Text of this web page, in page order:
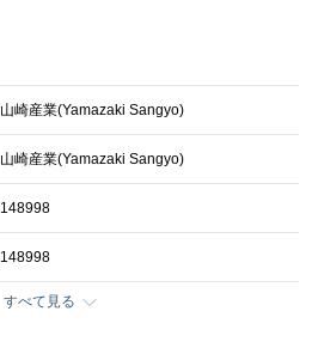
山崎産業(Yamazaki Sangyo)
山崎産業(Yamazaki Sangyo)
148998
148998
すべて見る